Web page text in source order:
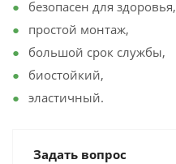
безопасен для здоровья,
простой монтаж,
большой срок службы,
биостойкий,
эластичный.
Задать вопрос